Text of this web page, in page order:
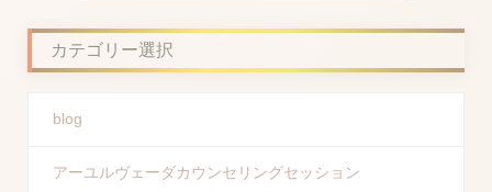
カテゴリー選択
blog
アーユルヴェーダカウンセリングセッション